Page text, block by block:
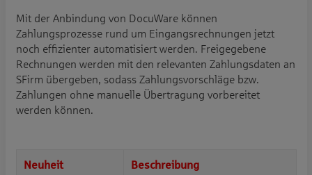
Mit der Anbindung von DocuWare können
Zahlungsprozesse rund um Eingangsrechnungen jetzt
noch effizienter automatisiert werden. Freigegebene
Rechnungen werden mit den relevanten Zahlungsdaten an
SFirm übergeben, sodass Zahlungsvorschläge bzw.
Zahlungen ohne manuelle Übertragung vorbereitet
werden können.
Neuheit Beschreibung